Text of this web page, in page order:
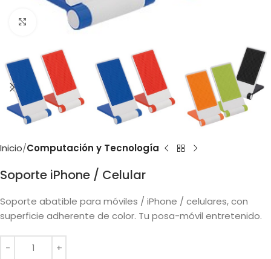
Clic para ampliar
Inicio Computación y Tecnología
Soporte iPhone / Celular
Soporte abatible para móviles / iPhone / celulares, con
superficie adherente de color. Tu posa-móvil entretenido.